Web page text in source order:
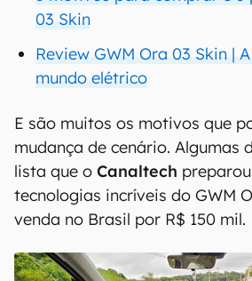
03 Skin
Review GWM Ora 03 Skin |
mundo elétrico
E são muitos os motivos que
mudança de cenário. Algumas
lista que o Canaltech
tecnologias incríveis do GWM
venda no Brasil por R$ 150 mil.